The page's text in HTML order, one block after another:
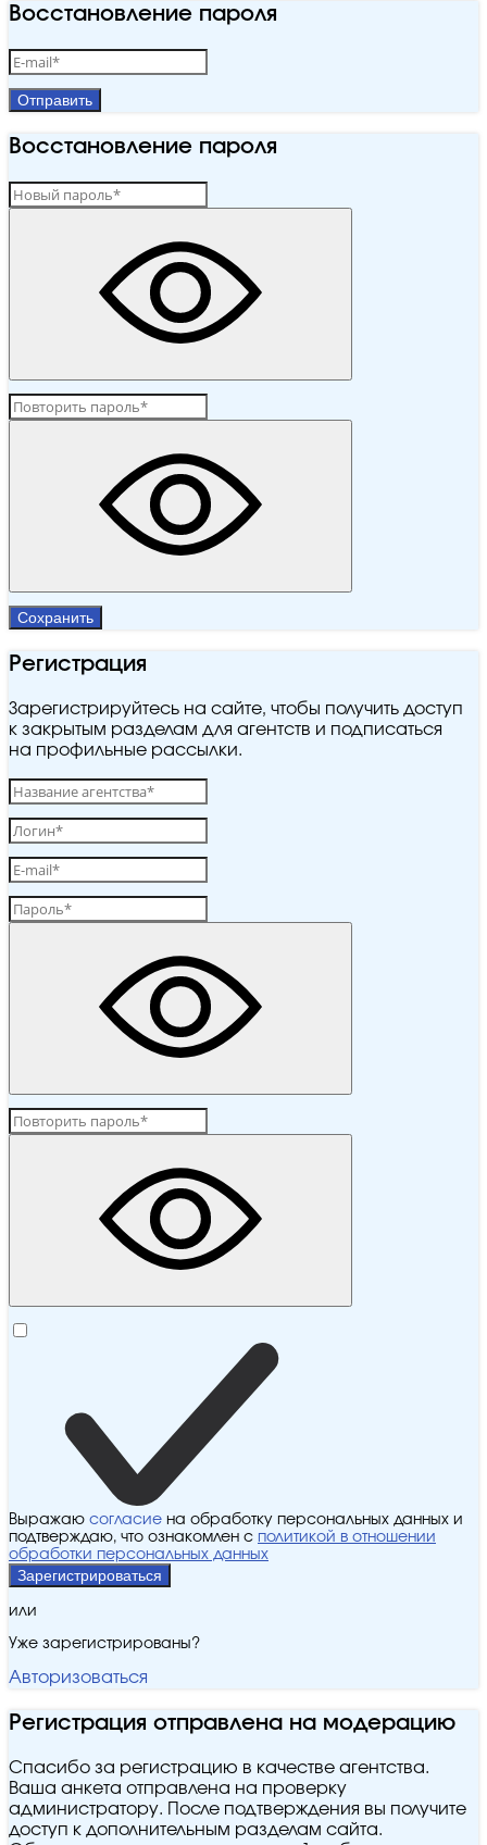
Восстановление пароля
Отправить
Восстановление пароля
Сохранить
Регистрация
Зарегистрируйтесь на сайте, чтобы получить доступ
к закрытым разделам для агентств и подписаться
на профильные рассылки.
Выражаю согласие на обработку персональных данных и
подтверждаю, что ознакомлен с политикой в отношении
обработки персональных данных
Зарегистрироваться
или
Уже зарегистрированы?
Авторизоваться
Регистрация отправлена на модерацию
Спасибо за регистрацию в качестве агентства.
Ваша анкета отправлена на проверку
администратору. После подтверждения вы получите
доступ к дополнительным разделам сайта.